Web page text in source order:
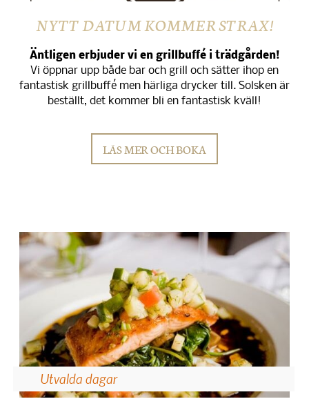
NYTT DATUM KOMMER STRAX!
Äntligen erbjuder vi en grillbuffé i trädgården!
Vi öppnar upp både bar och grill och sätter ihop en
fantastisk grillbuffé men härliga drycker till. Solsken är
beställt, det kommer bli en fantastisk kväll!
LÄS MER OCH BOKA
Utvalda dagar